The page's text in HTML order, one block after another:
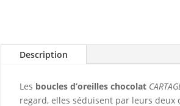
Description
Les boucles d’oreilles chocolat
regard, elles séduisent par leurs deux